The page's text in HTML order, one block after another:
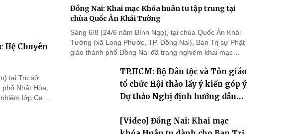
Hệ Chuyên
tại Trụ sở
Nhất Hòa,
lớp Cao
Đồng Nai: Khai mạc Khóa huân tu tập trung tại
chùa Quốc Ân Khải Tường
Sáng 6/8 (24/6 năm Bính Ngọ), tại chùa Quốc Ân Khải
Tường (xã Long Phước, TP. Đồng Nai), Ban Trị sự Phật
giáo thành phố Đồng Nai đã trang nghiêm khai mạc
2570 dành cho chư Tăng hành giả an cư tại chỗ khu vực
VII, VIII và trường hạ chùa Quốc Ân Khải Tường.
TP.HCM: Bộ Dân tộc và Tôn giáo
tổ chức Hội thảo lấy ý kiến góp ý
Dự thảo Nghị định hướng dẫn
giáo
[Video] Đồng Nai: Khai mạc